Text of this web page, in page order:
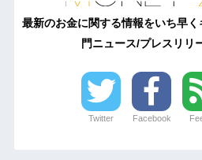
最新のお金に関する情報をいち早
門ニュース/プレスリリ
Twitter Facebook